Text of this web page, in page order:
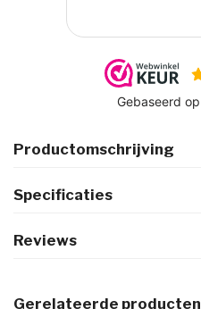
Productomschrijving
Specificaties
Reviews
Gerelateerde producten